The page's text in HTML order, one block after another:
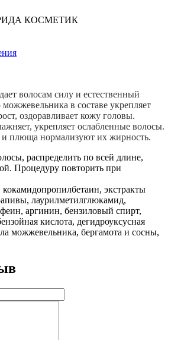
КОСМЕТИК
волосам силу и естественный
в составе укрепляет
оздоравливает кожу головы.
укрепляет ослабленные волосы.
и плюща нормализуют их жирность.
распределить по всей длине,
Процедуру повторить при
экстракты
лаурилметилглюкамид,
аргинин, бензиловый спирт,
кислота, дегидроуксусная
можжевельника, бергамота и сосны,